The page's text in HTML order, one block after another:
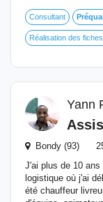
Consultant
Réalisation des
Yann
Bondy (93)
J'ai plus de 10
logistique où j'ai
été chauffeur